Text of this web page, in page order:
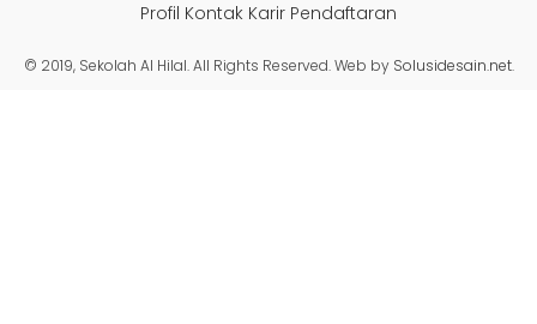
Profil Kontak Karir Pendaftaran
© 2019, Sekolah Al Hilal. All Rights Reserved. Web by Solusidesain.net.